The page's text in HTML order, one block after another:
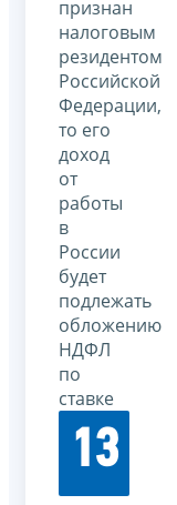
признан
налоговым
резидентом
Российской
Федерации,
то его
доход
от
работы
в
России
будет
подлежать
обложению
НДФЛ
по
ставке
13